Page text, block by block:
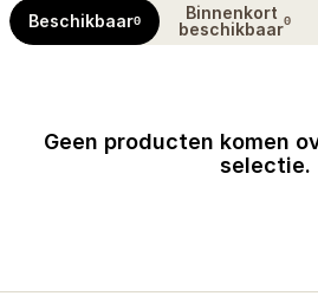
Beschikbaar0
Binnenkort
beschikbaar0
Geen producten komen
selectie.